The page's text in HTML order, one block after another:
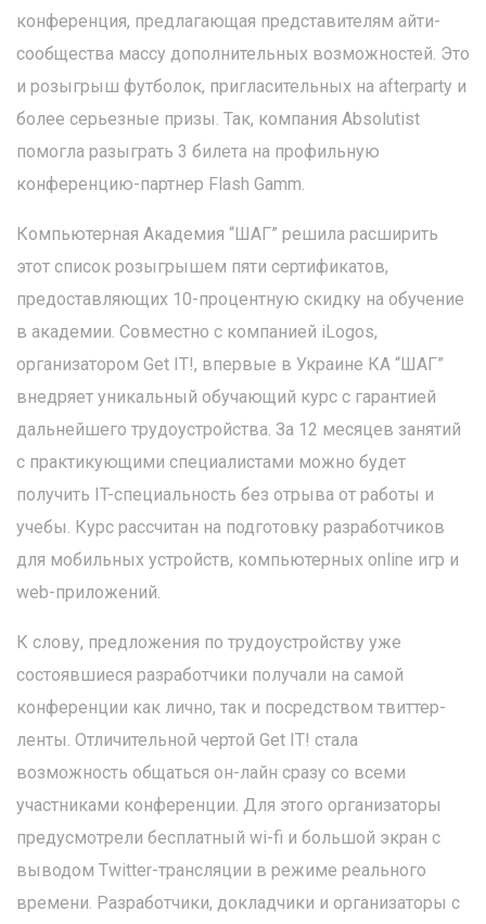
конференция, предлагающая представителям айти-
сообщества массу дополнительных возможностей. Это
и розыгрыш футболок, пригласительных на afterparty и
более серьезные призы. Так, компания Absolutist
помогла разыграть 3 билета на профильную
конференцию-партнер Flash Gamm.
Компьютерная Академия “ШАГ” решила расширить
этот список розыгрышем пяти сертификатов,
предоставляющих 10-процентную скидку на обучение
в академии. Совместно с компанией iLogos,
организатором Get IT!, впервые в Украине КА “ШАГ”
внедряет уникальный обучающий курс с гарантией
дальнейшего трудоустройства. За 12 месяцев занятий
с практикующими специалистами можно будет
получить IT-специальность без отрыва от работы и
учебы. Курс рассчитан на подготовку разработчиков
для мобильных устройств, компьютерных online игр и
web-приложений.
К слову, предложения по трудоустройству уже
состоявшиеся разработчики получали на самой
конференции как лично, так и посредством твиттер-
ленты. Отличительной чертой Get IT! стала
возможность общаться он-лайн сразу со всеми
участниками конференции. Для этого организаторы
предусмотрели бесплатный wi-fi и большой экран с
выводом Twitter-трансляции в режиме реального
времени. Разработчики, докладчики и организаторы с